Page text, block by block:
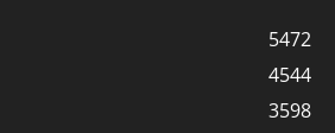
5472
4544
3598